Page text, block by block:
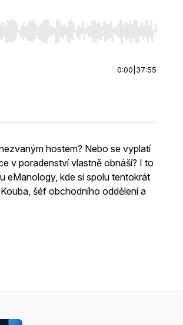
Home/End to jump to start or end. Hold
0:00 37:55
hostem? Nebo se vyplatí
v poradenství vlastně obnáší? I to
eManology, kde si spolu tentokrát
šéf obchodního oddělení a